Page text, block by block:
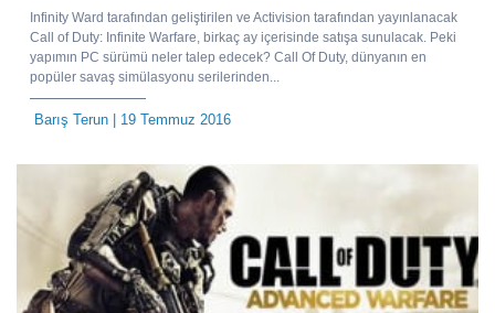
Infinity Ward tarafından geliştirilen ve Activision tarafından yayınlanacak
Call of Duty: Infinite Warfare, birkaç ay içerisinde satışa sunulacak. Peki
yapımın PC sürümü neler talep edecek? Call Of Duty, dünyanın en
popüler savaş simülasyonu serilerinden...
Barış Terun | 19 Temmuz 2016